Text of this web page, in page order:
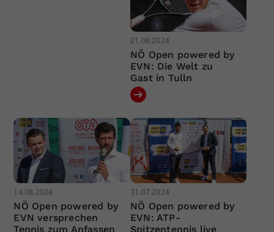
21.08.2024
NÖ Open powered by
EVN: Die Welt zu
Gast in Tulln
14.08.2024
NÖ Open powered by
EVN versprechen
Tennis zum Anfassen
31.07.2024
NÖ Open powered by
EVN: ATP-
Spitzentennis live